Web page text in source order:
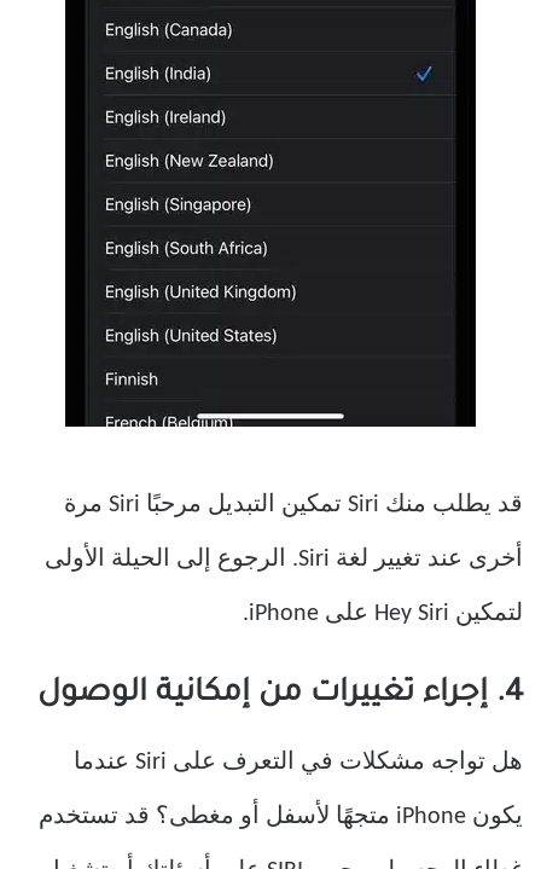
قد يطلب منك Siri تمكين التبديل مرحبًا Siri مرة
أخرى عند تغيير لغة Siri. الرجوع إلى الحيلة الأولى
لتمكين Hey Siri على iPhone.
4. إجراء تغييرات من إمكانية الوصول
هل تواجه مشكلات في التعرف على Siri عندما
يكون iPhone متجهًا لأسفل أو مغطى؟ قد تستخدم